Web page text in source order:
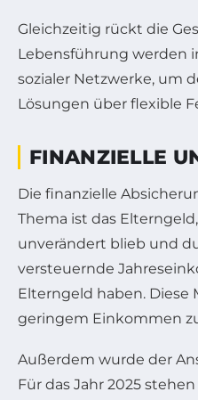
Gleichzeitig rückt die
Lebensführung werden
sozialer Netzwerke, um
Lösungen über flexible
FINANZIELLE
Die finanzielle
Thema ist das
unverändert blieb und
versteuernde
Elterngeld haben.
geringem Einkommen
Außerdem wurde der
Für das Jahr 2025